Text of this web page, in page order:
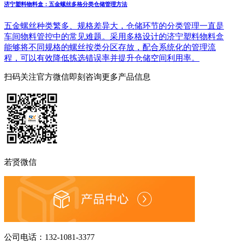
济宁塑料物料盒：五金螺丝多格分类仓储管理方法
五金螺丝种类繁多、规格差异大，仓储环节的分类管理一直是
车间物料管控中的常见难题。采用多格设计的济宁塑料物料盒
能够将不同规格的螺丝按类分区存放，配合系统化的管理流
程，可以有效降低拣选错误率并提升仓储空间利用率。
扫码关注官方微信即刻咨询更多产品信息
若贤微信
公司电话： 132-1081-3377